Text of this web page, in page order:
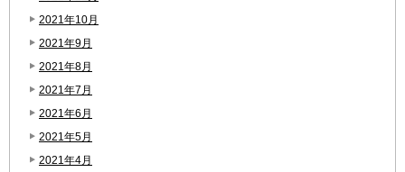
2021年10月
2021年9月
2021年8月
2021年7月
2021年6月
2021年5月
2021年4月